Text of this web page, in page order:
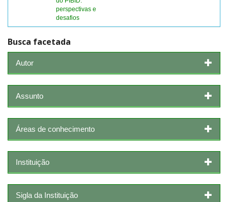
perspectivas e
desafios
Busca facetada
Autor
Assunto
Áreas de conhecimento
Instituição
Sigla da Instituição